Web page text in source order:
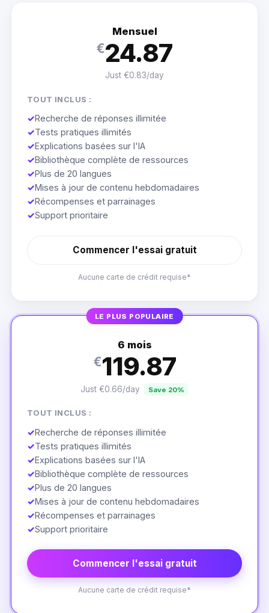
Mensuel
€24.87
Just €0.83/day
TOUT INCLUS :
✓Recherche de réponses illimitée
✓Tests pratiques illimités
✓Explications basées sur l'IA
✓Bibliothèque complète de ressources
✓Plus de 20 langues
✓Mises à jour de contenu hebdomadaires
✓Récompenses et parrainages
✓Support prioritaire
Commencer l'essai gratuit
Aucune carte de crédit requise*
LE PLUS POPULAIRE
6 mois
€119.87
Just €0.66/day Save 20%
TOUT INCLUS :
✓Recherche de réponses illimitée
✓Tests pratiques illimités
✓Explications basées sur l'IA
✓Bibliothèque complète de ressources
✓Plus de 20 langues
✓Mises à jour de contenu hebdomadaires
✓Récompenses et parrainages
✓Support prioritaire
Commencer l'essai gratuit
Aucune carte de crédit requise*